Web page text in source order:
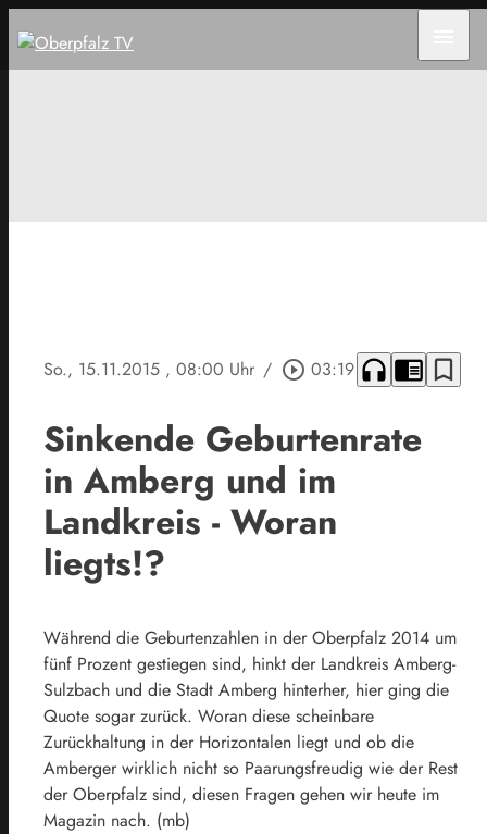
So., 15.11.2015 , 08:00 Uhr / play_circle_outline 03:19 headphones chrome_reader_mode bookmark_border
Sinkende Geburtenrate
in Amberg und im
Landkreis - Woran
liegts!?
Während die Geburtenzahlen in der Oberpfalz 2014 um
fünf Prozent gestiegen sind, hinkt der Landkreis Amberg-
Sulzbach und die Stadt Amberg hinterher, hier ging die
Quote sogar zurück. Woran diese scheinbare
Zurückhaltung in der Horizontalen liegt und ob die
Amberger wirklich nicht so Paarungsfreudig wie der Rest
der Oberpfalz sind, diesen Fragen gehen wir heute im
Magazin nach. (mb)